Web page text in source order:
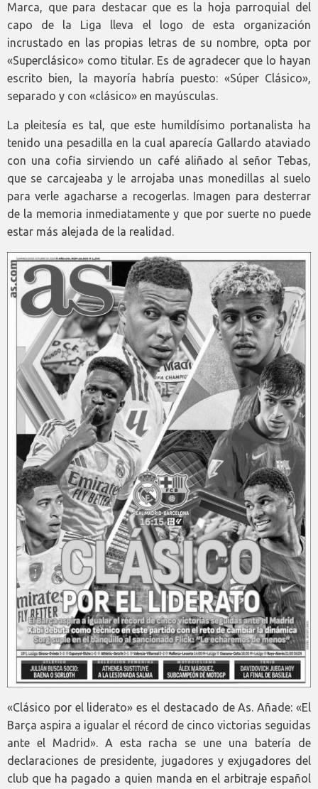
Marca, que para destacar que es la hoja parroquial del
capo de la Liga lleva el logo de esta organización
incrustado en las propias letras de su nombre, opta por
«Superclásico» como titular. Es de agradecer que lo hayan
escrito bien, la mayoría habría puesto: «Súper Clásico»,
separado y con «clásico» en mayúsculas.
La pleitesía es tal, que este humildísimo portanalista ha
tenido una pesadilla en la cual aparecía Gallardo ataviado
con una cofia sirviendo un café aliñado al señor Tebas,
que se carcajeaba y le arrojaba unas monedillas al suelo
para verle agacharse a recogerlas. Imagen para desterrar
de la memoria inmediatamente y que por suerte no puede
estar más alejada de la realidad.
«Clásico por el liderato» es el destacado de As. Añade: «El
Barça aspira a igualar el récord de cinco victorias seguidas
ante el Madrid». A esta racha se une una batería de
declaraciones de presidente, jugadores y exjugadores del
club que ha pagado a quien manda en el arbitraje español